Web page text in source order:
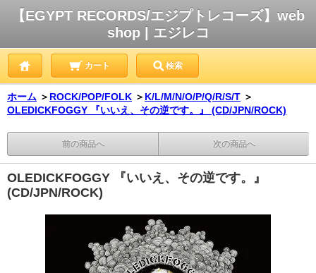
【EGYPT RECORDS/エジプトレコーズ】web
shop | エジレコ
カート 検索
ホーム ＞ ROCK/POP/FOLK ＞ K/L/M/N/O/P/Q/R/S/T ＞
OLEDICKFOGGY 『いいえ、その逆です。』 (CD/JPN/ROCK)
前の商品へ 次の商品へ
OLEDICKFOGGY 『いいえ、その逆です。』
(CD/JPN/ROCK)